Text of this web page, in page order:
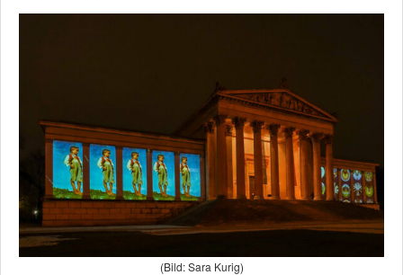
(Bild: Sara Kurig)